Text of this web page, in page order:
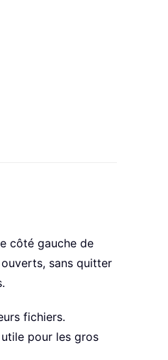
côté gauche de
sans quitter
fichiers.
pour les gros